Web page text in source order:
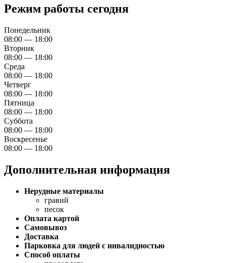
Режим работы сегодня
Понедельник
08:00 — 18:00
Вторник
08:00 — 18:00
Среда
08:00 — 18:00
Четверг
08:00 — 18:00
Пятница
08:00 — 18:00
Суббота
08:00 — 18:00
Воскресенье
08:00 — 18:00
Дополнительная информация
Нерудные материалы
гравий
песок
Оплата картой
Самовывоз
Доставка
Парковка для людей с инвалидностью
Способ оплаты